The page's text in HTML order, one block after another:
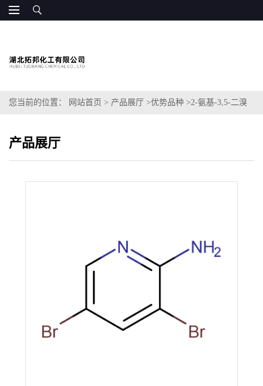
您当前的位置： 网站首页 > 产品展厅 >优势品种 >2-氨基-3,5-二溴
产品展厅